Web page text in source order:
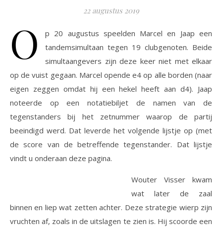
22 augustus 2019
O
p 20 augustus speelden Marcel en Jaap een
tandemsimultaan tegen 19 clubgenoten. Beide
simultaangevers zijn deze keer niet met elkaar
op de vuist gegaan. Marcel opende e4 op alle borden (naar
eigen zeggen omdat hij een hekel heeft aan d4). Jaap
noteerde op een notatiebiljet de namen van de
tegenstanders bij het zetnummer waarop de partij
beeindigd werd. Dat leverde het volgende lijstje op (met
de score van de betreffende tegenstander. Dat lijstje
vindt u onderaan deze pagina.
Wouter Visser kwam
wat later de zaal
binnen en liep wat zetten achter. Deze strategie wierp zijn
vruchten af, zoals in de uitslagen te zien is. Hij scoorde een